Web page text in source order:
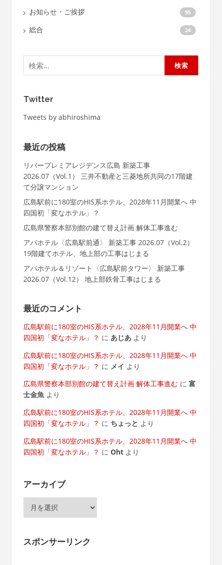
お知らせ・ご挨拶 95
総合 24
検
索:
Twitter
Tweets by abhiroshima
最近の投稿
リバープレミアレジデンス広島 新築工事
2026.07（Vol.1） 三井不動産と三菱地所共同の17階建
て分譲マンション
広島駅前に180室のHIS系ホテル、2028年11月開業へ 中
四国初「変なホテル」？
広島県警察本部別館の建て替え計画 解体工事進む
アパホテル〈広島駅前通〉 新築工事 2026.07（Vol.2）
19階建てホテル、地上部の工事はじまる
アパホテル＆リゾート〈広島駅前タワー〉 新築工事
2026.07（Vol.12） 地上部鉄骨工事はじまる
最近のコメント
広島駅前に180室のHIS系ホテル、2028年11月開業へ 中
四国初「変なホテル」？ に あじあより
広島駅前に180室のHIS系ホテル、2028年11月開業へ 中
四国初「変なホテル」？ に メイ より
広島県警察本部別館の建て替え計画 解体工事進むに 富
士金魚より
広島駅前に180室のHIS系ホテル、2028年11月開業へ 中
四国初「変なホテル」？ に ちょっと より
広島駅前に180室のHIS系ホテル、2028年11月開業へ 中
四国初「変なホテル」？ に Ohtより
アーカイブ
ブ
スポンサーリンク